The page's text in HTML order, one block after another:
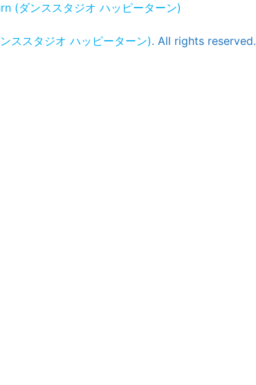
(ダンススタジオ ハッピーターン)
ススタジオ ハッピーターン). All rights reserved.